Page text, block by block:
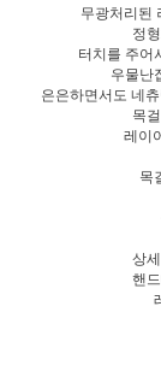
무광처리된
정
터치를 주어
우물난
은은하면서도 네
목
레이
목
상
핸